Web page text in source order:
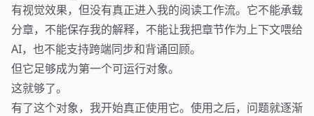
有视觉效果，但没有真正进入我的阅读工作流。它不能承载
分章，不能保存我的解释，不能让我把章节作为上下文喂给
AI，也不能支持跨端同步和背诵回顾。
但它足够成为第一个可运行对象。
这就够了。
有了这个对象，我开始真正使用它。使用之后，问题就逐渐